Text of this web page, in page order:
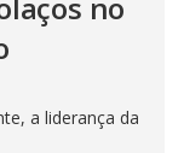
no
a liderança da